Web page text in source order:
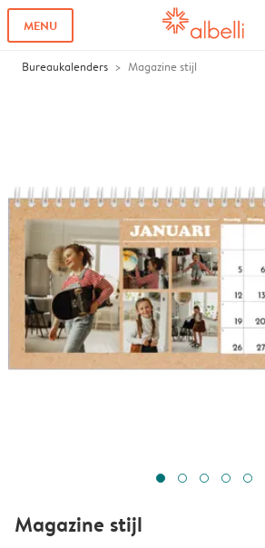
MENU
Bureaukalenders Magazine stijl
Magazine stijl